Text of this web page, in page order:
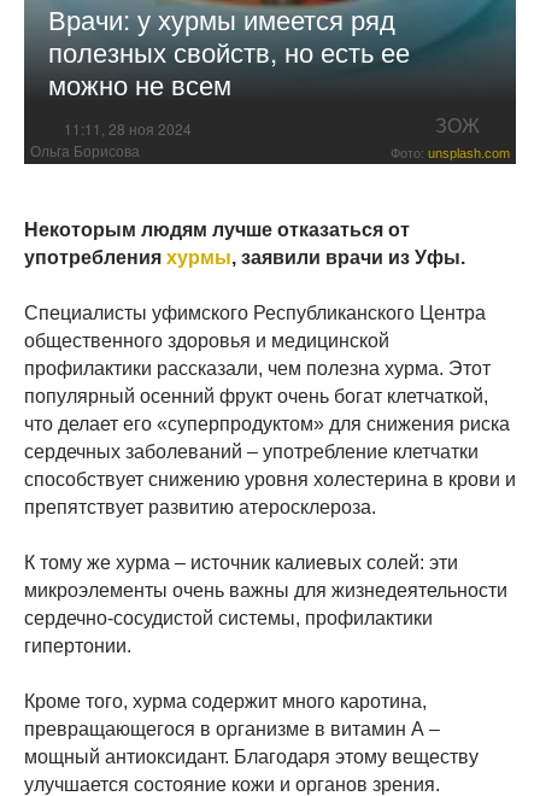
Врачи: у хурмы имеется ряд
полезных свойств, но есть ее
можно не всем
11:11, 28 ноя 2024 ЗОЖ
Ольга Борисова Фото: unsplash.com
Некоторым людям лучше отказаться от
употребления хурмы, заявили врачи из Уфы.
Специалисты уфимского Республиканского Центра
общественного здоровья и медицинской
профилактики рассказали, чем полезна хурма. Этот
популярный осенний фрукт очень богат клетчаткой,
что делает его «суперпродуктом» для снижения риска
сердечных заболеваний – употребление клетчатки
способствует снижению уровня холестерина в крови и
препятствует развитию атеросклероза.
К тому же хурма – источник калиевых солей: эти
микроэлементы очень важны для жизнедеятельности
сердечно-сосудистой системы, профилактики
гипертонии.
Кроме того, хурма содержит много каротина,
превращающегося в организме в витамин А –
мощный антиоксидант. Благодаря этому веществу
улучшается состояние кожи и органов зрения.